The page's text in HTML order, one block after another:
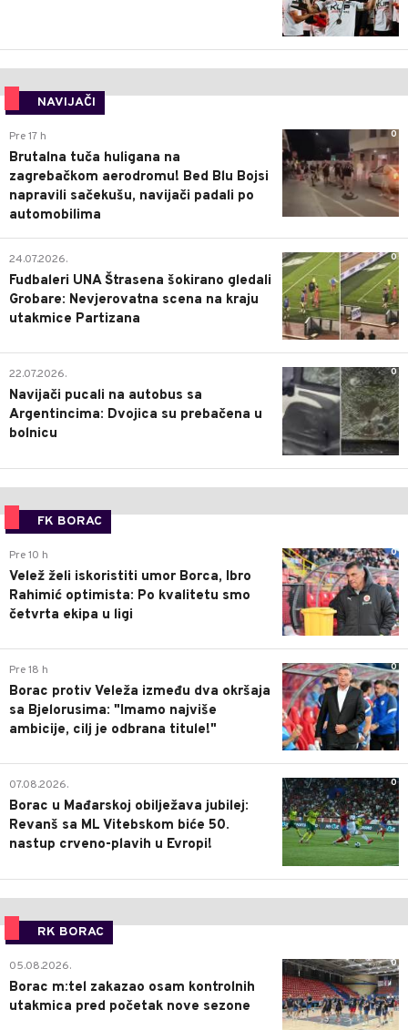
NAVIJAČI
0
Pre 17 h
Brutalna tuča huligana na
zagrebačkom aerodromu! Bed Blu Bojsi
napravili sačekušu, navijači padali po
automobilima
0
24.07.2026.
Fudbaleri UNA Štrasena šokirano gledali
Grobare: Nevjerovatna scena na kraju
utakmice Partizana
0
22.07.2026.
Navijači pucali na autobus sa
Argentincima: Dvojica su prebačena u
bolnicu
FK BORAC
0
Pre 10 h
Velež želi iskoristiti umor Borca, Ibro
Rahimić optimista: Po kvalitetu smo
četvrta ekipa u ligi
0
Pre 18 h
Borac protiv Veleža između dva okršaja
sa Bjelorusima: "Imamo najviše
ambicije, cilj je odbrana titule!"
0
07.08.2026.
Borac u Mađarskoj obilježava jubilej:
Revanš sa ML Vitebskom biće 50.
nastup crveno-plavih u Evropi!
RK BORAC
0
05.08.2026.
Borac m:tel zakazao osam kontrolnih
utakmica pred početak nove sezone